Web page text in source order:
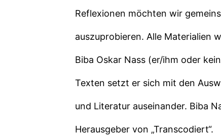
Reflexionen möchten wir
auszuprobieren. Alle Materialien
Biba Oskar Nass (er/ihm oder
Texten setzt er sich mit den
und Literatur auseinander. Biba
Herausgeber von „Transcodiert“.